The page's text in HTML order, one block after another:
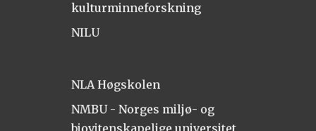
kulturminneforskning
NILU
NLA Høgskolen
NMBU - Norges miljø- og